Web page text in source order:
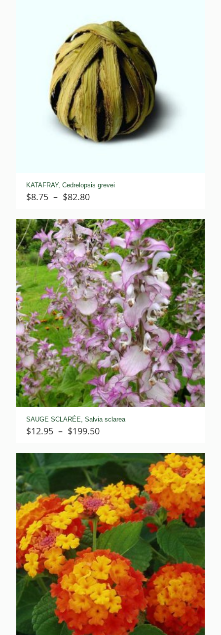
KATAFRAY, Cedrelopsis grevei
$8.75 – $82.80Plage
$8.75
à
$82.80
SAUGE SCLARÉE, Salvia sclarea
$12.95 – $199.50Plage
$12.95
à
$199.50